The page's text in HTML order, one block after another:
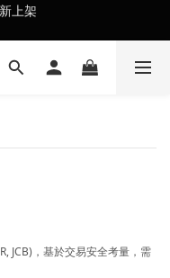
免運
取免運
JCB)，基於交易安全考量，需